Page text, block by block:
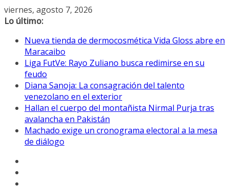
Saltar
al
viernes, agosto 7, 2026
Lo último:
Nueva tienda de dermocosmética Vida Gloss abre en
Maracaibo
Liga FutVe: Rayo Zuliano busca redimirse en su
feudo
Diana Sanoja: La consagración del talento
venezolano en el exterior
Hallan el cuerpo del montañista Nirmal Purja tras
avalancha en Pakistán
Machado exige un cronograma electoral a la mesa
de diálogo